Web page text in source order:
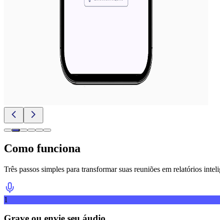
Como funciona
Três passos simples para transformar suas reuniões em relatórios
1